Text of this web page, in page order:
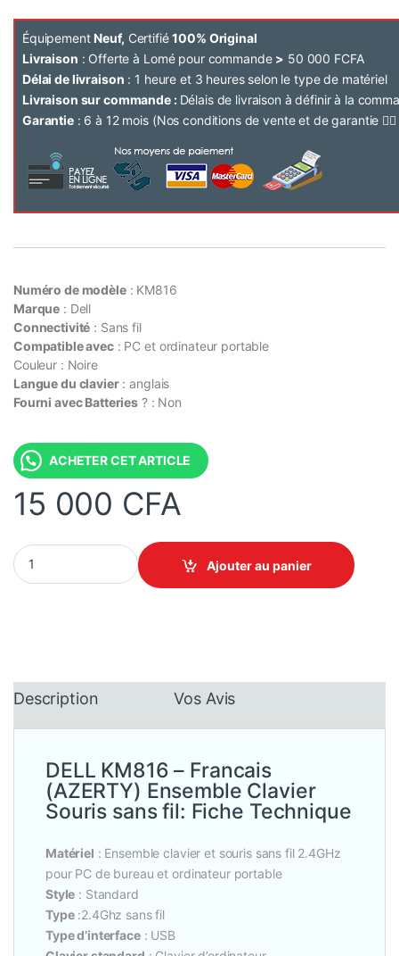
Équipement Neuf, Certifié100% Original
Livraison : Offerte à Lomé pour commande > 50 000 FCFA
Délai de livraison : 1 heure et 3 heures selon le type de matériel
Livraison sur commande : Délais de livraison à définir à la
Garantie: 6 à 12 mois (Nos conditions de vente et de garantie 👉🏽
Numéro de modèle: KM816
Marque : Dell
Connectivité : Sans fil
Compatible avec: PC et ordinateur portable
Couleur : Noire
Langue du clavier: anglais
Fourni avec Batteries ? : Non
ACHETER CET ARTICLE
15 000 CFA
Ensemble Clavier Souris sans fil - DELL KM816 - Francais
Ajouter au panier
Description Vos Avis
DELL KM816 – Francais
(AZERTY) Ensemble Clavier
Souris sans fil: Fiche Technique
Matériel : Ensemble clavier et souris sans fil 2.4GHz
pour PC de bureau et ordinateur portable
Style : Standard
Type:2.4Ghz sans fil
Type d’interface: USB